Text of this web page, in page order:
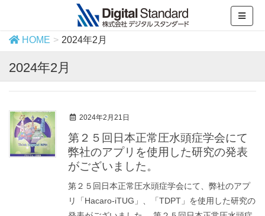
HOME 2024年2月
2024年2月
2024年2月21日
第２５回日本正常圧水頭症学会にて
弊社のアプリを使用した研究の発表
がございました。
第２５回日本正常圧水頭症学会にて、弊社のアプ
リ「Hacaro-iTUG」、「TDPT」を使用した研究の